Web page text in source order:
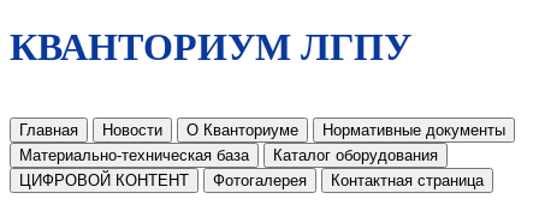
КВАНТОРИУМ ЛГПУ
Главная Новости О Кванториуме
Нормативные документы
Материально-техническая база
Каталог оборудования
ЦИФРОВОЙ КОНТЕНТ
Фотогалерея Контактная страница